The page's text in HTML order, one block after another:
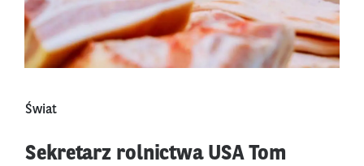
Świat
Sekretarz rolnictwa USA Tom